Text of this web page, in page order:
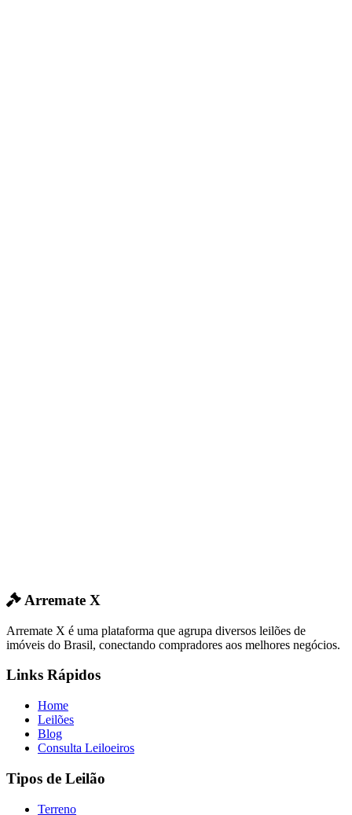
Arremate X
Arremate X é uma plataforma que agrupa diversos leilões de
imóveis do Brasil, conectando compradores aos melhores negócios.
Links Rápidos
Home
Leilões
Blog
Consulta Leiloeiros
Tipos de Leilão
Terreno